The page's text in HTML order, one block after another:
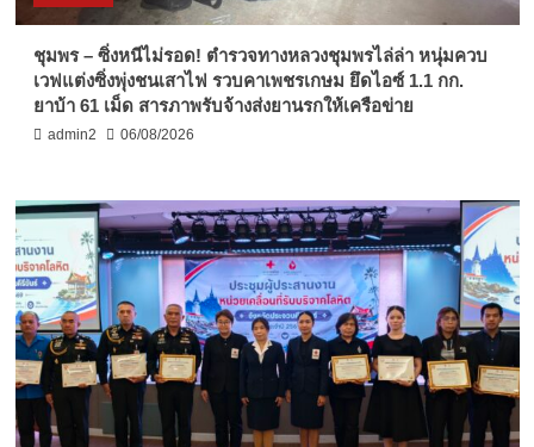
ชุมพร – ซิ่งหนีไม่รอด! ตำรวจทางหลวงชุมพรไล่ล่า หนุ่มควบ
เวฟแต่งซิ่งพุ่งชนเสาไฟ รวบคาเพชรเกษม ยึดไอซ์ 1.1 กก.
ยาบ้า 61 เม็ด สารภาพรับจ้างส่งยานรกให้เครือข่าย
admin2 06/08/2026